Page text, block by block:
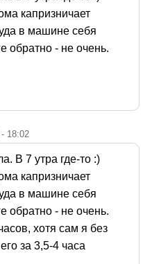
капризничает
в машине себя
обратно - не очень.
18:02
В 7 утра где-то :)
капризничает
в машине себя
обратно - не очень.
хотя сам я без
за 3,5-4 часа